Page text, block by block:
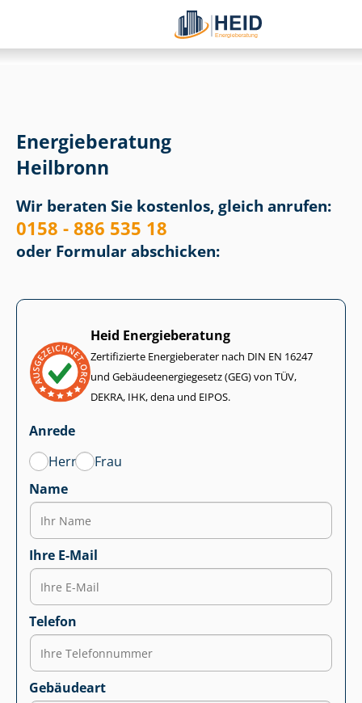
Energieberatung
Heilbronn
Wir beraten Sie kostenlos, gleich anrufen:
0158 - 886 535 18
oder Formular abschicken:
Heid Energieberatung
Zertifizierte Energieberater nach DIN EN 16247
und Ge­bäu­de­en­er­gie­ge­setz (GEG) von TÜV,
DEKRA, IHK, dena und EIPOS.
Anrede
Herr
Frau
Name
Ihre E-Mail
Telefon
Gebäudeart